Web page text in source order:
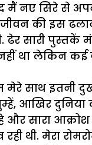
मैं नए सिरे से
की इस
ढेर सारी
था लेकिन
साथ इतनी
आखिर दुनिया
और सारा
थी. मेरा